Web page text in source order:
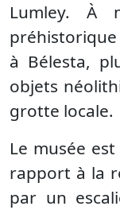
Lumley. À
à Bélesta,
objets
grotte locale.
Le musée
rapport à la
par un